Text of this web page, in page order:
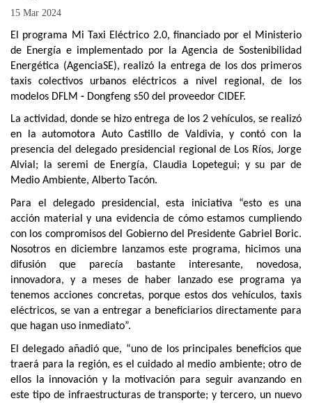
15 Mar 2024
El programa Mi Taxi Eléctrico 2.0, financiado por el Ministerio
de Energía e implementado por la Agencia de Sostenibilidad
Energética (AgenciaSE), realizó la entrega de los dos primeros
taxis colectivos urbanos eléctricos a nivel regional, de los
modelos DFLM - Dongfeng s50 del proveedor CIDEF.
La actividad, donde se hizo entrega de los 2 vehículos, se realizó
en la automotora Auto Castillo de Valdivia, y contó con la
presencia del delegado presidencial regional de Los Ríos, Jorge
Alvial; la seremi de Energía, Claudia Lopetegui; y su par de
Medio Ambiente, Alberto Tacón.
Para el delegado presidencial, esta iniciativa “esto es una
acción material y una evidencia de cómo estamos cumpliendo
con los compromisos del Gobierno del Presidente Gabriel Boric.
Nosotros en diciembre lanzamos este programa, hicimos una
difusión que parecía bastante interesante, novedosa,
innovadora, y a meses de haber lanzado ese programa ya
tenemos acciones concretas, porque estos dos vehículos, taxis
eléctricos, se van a entregar a beneficiarios directamente para
que hagan uso inmediato”.
El delegado añadió que, “uno de los principales beneficios que
traerá para la región, es el cuidado al medio ambiente; otro de
ellos la innovación y la motivación para seguir avanzando en
este tipo de infraestructuras de transporte; y tercero, un nuevo